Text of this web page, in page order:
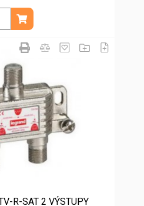
ks
Přidat do košíku
R-SAT 2 VÝSTUPY